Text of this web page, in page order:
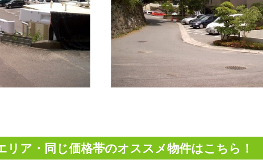
リア・同じ価格帯のオススメ物件はこちら！